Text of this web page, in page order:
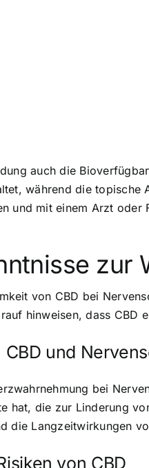
auch die
während die
und mit einem Arzt
zur
von CBD bei
hinweisen, dass
und
bei
hat, die zur Linderung
die Langzeitwirkungen
von CBD